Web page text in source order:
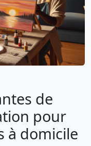
de
pour
à domicile